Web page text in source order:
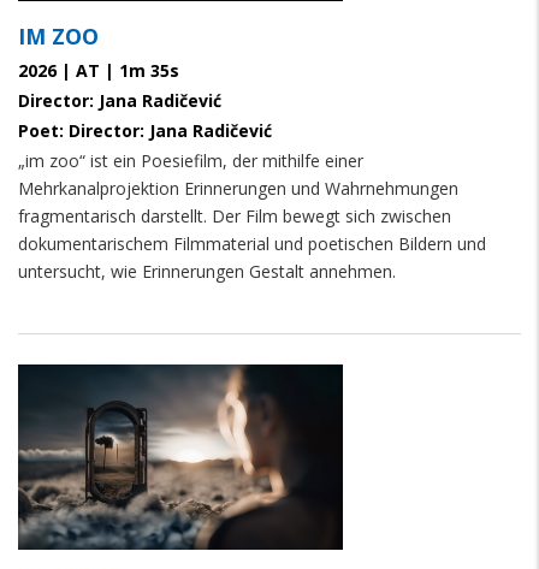
IM ZOO
2026 | AT | 1m 35s
Director: Jana Radičević
Poet: Director: Jana Radičević
„im zoo“ ist ein Poesiefilm, der mithilfe einer
Mehrkanalprojektion Erinnerungen und Wahrnehmungen
fragmentarisch darstellt. Der Film bewegt sich zwischen
dokumentarischem Filmmaterial und poetischen Bildern und
untersucht, wie Erinnerungen Gestalt annehmen.